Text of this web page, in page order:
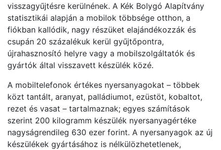
visszagyűjtésre kerülnének. A Kék Bolygó Alapítvány
statisztikái alapján a mobilok többsége otthon, a
fiókban kallódik, nagy részüket elajándékozzák és
csupán 20 százalékuk kerül gyűjtőpontra,
újrahasznosító helyre vagy a mobilszolgáltatók és
gyártók által visszavett készülék közé.
A mobiltelefonok értékes nyersanyagokat – többek
közt tantált, aranyat, palládiumot, ezüstöt, kobaltot,
rezet és vasat – tartalmaznak; egyes számítások
szerint 200 kilogramm készülék nyersanyagértéke
nagyságrendileg 630 ezer forint. A nyersanyagok az új
készülékek gyártásához is nélkülözhetetlenek,